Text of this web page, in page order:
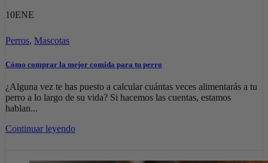
10ENE
Perros, Mascotas
Cómo comprar la mejor comida para tu perro
¿Alguna vez te has puesto a calcular cuántas veces alimentarás a tu
perro a lo largo de su vida? Si hacemos las cuentas, estamos
hablan...
Continuar leyendo